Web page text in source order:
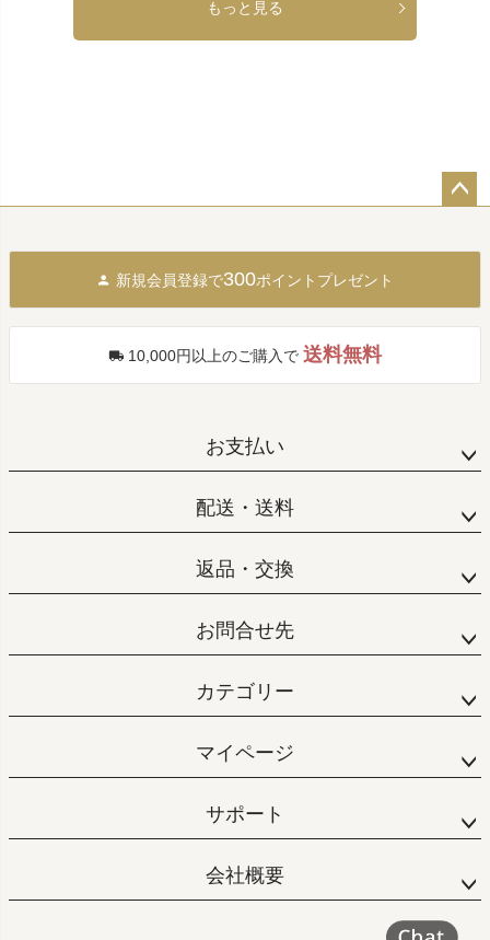
もっと見る
新規会員登録で300ポイントプレゼント
10,000円以上のご購入で 送料無料
お支払い
配送・送料
返品・交換
お問合せ先
カテゴリー
マイページ
サポート
会社概要